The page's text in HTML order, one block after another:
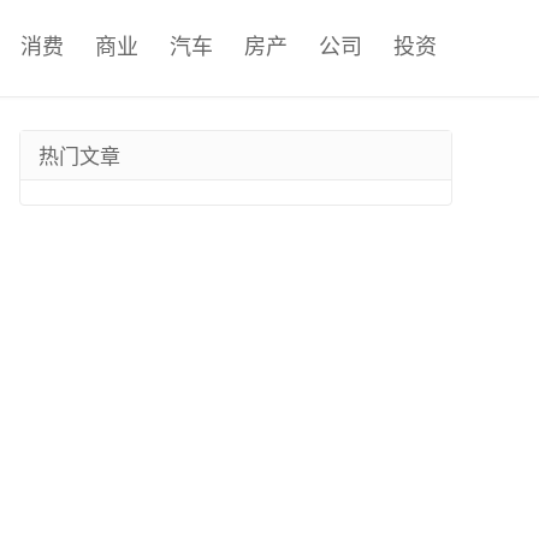
消费 商业 汽车 房产 公司 投资
热门文章